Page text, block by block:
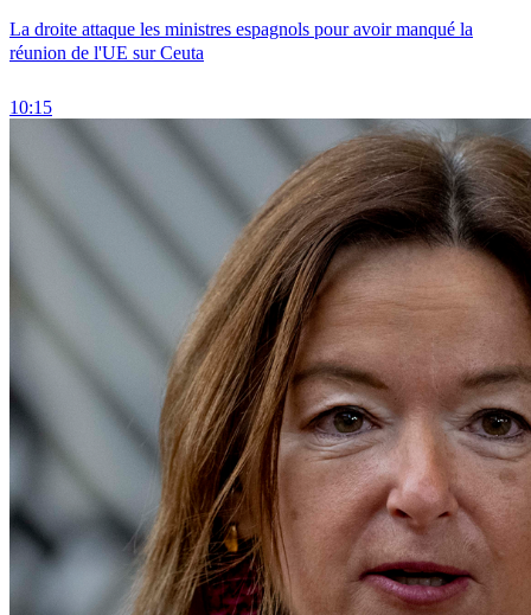
La droite attaque les ministres espagnols pour avoir manqué la
réunion de l'UE sur Ceuta
10:15